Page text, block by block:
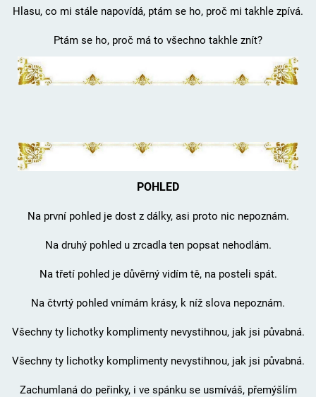
Hlasu, co mi stále napovídá, ptám se ho, proč mi takhle zpívá.
Ptám se ho, proč má to všechno takhle znít?
POHLED
Na první pohled je dost z dálky, asi proto nic nepoznám.
Na druhý pohled u zrcadla ten popsat nehodlám.
Na třetí pohled je důvěrný vidím tě, na posteli spát.
Na čtvrtý pohled vnímám krásy, k níž slova nepoznám.
Všechny ty lichotky komplimenty nevystihnou, jak jsi půvabná.
Všechny ty lichotky komplimenty nevystihnou, jak jsi půvabná.
Zachumlaná do peřinky, i ve spánku se usmíváš, přemýšlím